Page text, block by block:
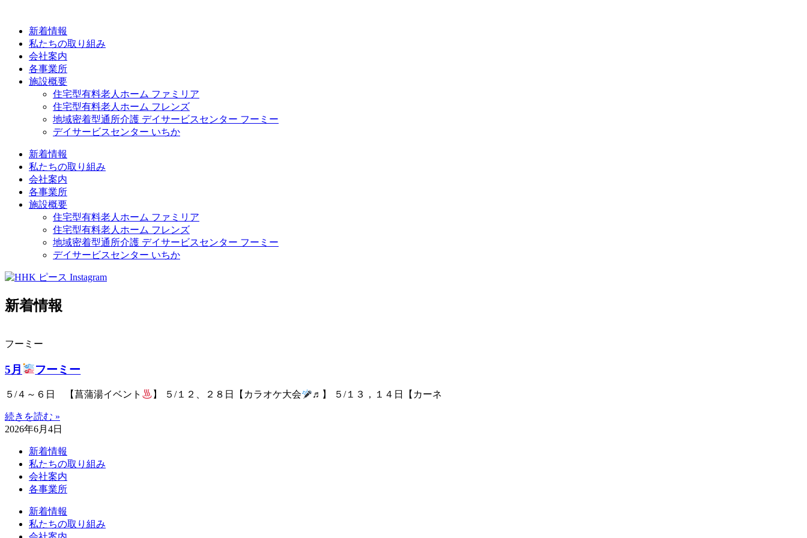
新着情報
私たちの取り組み
会社案内
各事業所
施設概要
住宅型有料老人ホーム ファミリア
住宅型有料老人ホーム フレンズ
地域密着型通所介護 デイサービスセンター フーミー
デイサービスセンター いちか
新着情報
私たちの取り組み
会社案内
各事業所
施設概要
住宅型有料老人ホーム ファミリア
住宅型有料老人ホーム フレンズ
地域密着型通所介護 デイサービスセンター フーミー
デイサービスセンター いちか
新着情報
フーミー
5月 フーミー
５/４～６日 【菖蒲湯イベント 】 ５/１２、２８日【カラオケ大会 ♬】 ５/１３，１４日【カーネ
続きを読む »
2026年6月4日
新着情報
私たちの取り組み
会社案内
各事業所
新着情報
私たちの取り組み